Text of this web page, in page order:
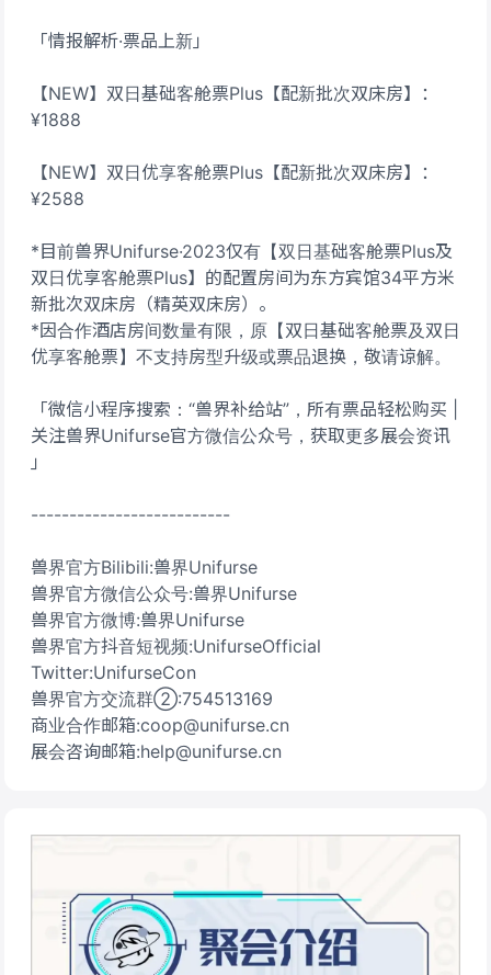
「情报解析·票品上新」
【NEW】双日基础客舱票Plus【配新批次双床房】：
¥1888
【NEW】双日优享客舱票Plus【配新批次双床房】：
¥2588
*目前兽界Unifurse·2023仅有【双日基础客舱票Plus及
双日优享客舱票Plus】的配置房间为东方宾馆34平方米
新批次双床房（精英双床房）。
*因合作酒店房间数量有限，原【双日基础客舱票及双日
优享客舱票】不支持房型升级或票品退换，敬请谅解。
「微信小程序搜索：“兽界补给站”，所有票品轻松购买 |
关注兽界Unifurse官方微信公众号，获取更多展会资讯
」
--------------------------
兽界官方Bilibili:兽界Unifurse
兽界官方微信公众号:兽界Unifurse
兽界官方微博:兽界Unifurse
兽界官方抖音短视频:UnifurseOfficial
Twitter:UnifurseCon
兽界官方交流群②:754513169
商业合作邮箱:coop@unifurse.cn
展会咨询邮箱:help@unifurse.cn